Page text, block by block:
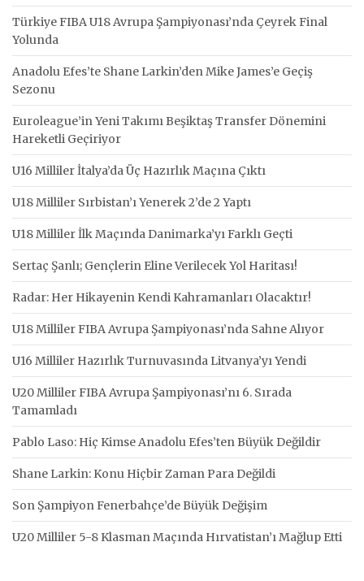
Türkiye FIBA U18 Avrupa Şampiyonası’nda Çeyrek Final
Yolunda
Anadolu Efes’te Shane Larkin’den Mike James’e Geçiş
Sezonu
Euroleague’in Yeni Takımı Beşiktaş Transfer Dönemini
Hareketli Geçiriyor
U16 Milliler İtalya’da Üç Hazırlık Maçına Çıktı
U18 Milliler Sırbistan’ı Yenerek 2’de 2 Yaptı
U18 Milliler İlk Maçında Danimarka’yı Farklı Geçti
Sertaç Şanlı; Gençlerin Eline Verilecek Yol Haritası!
Radar: Her Hikayenin Kendi Kahramanları Olacaktır!
U18 Milliler FIBA Avrupa Şampiyonası’nda Sahne Alıyor
U16 Milliler Hazırlık Turnuvasında Litvanya’yı Yendi
U20 Milliler FIBA Avrupa Şampiyonası’nı 6. Sırada
Tamamladı
Pablo Laso: Hiç Kimse Anadolu Efes’ten Büyük Değildir
Shane Larkin: Konu Hiçbir Zaman Para Değildi
Son Şampiyon Fenerbahçe’de Büyük Değişim
U20 Milliler 5-8 Klasman Maçında Hırvatistan’ı Mağlup Etti